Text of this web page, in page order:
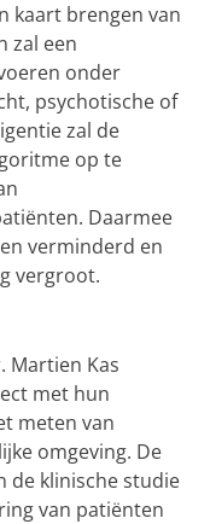
kaart brengen van
zal een
onder
psychotische of
zal de
op te
Daarmee
verminderd en
vergroot.
Martien Kas
met hun
meten van
omgeving. De
de klinische studie
van patiënten